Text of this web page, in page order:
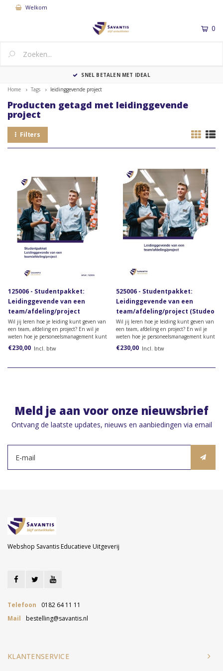
Welkom
0
SNEL BETALEN MET IDEAL
Home Tags leidinggevende project
Producten getagd met leidinggevende
project
Filters
125006 - Studentpakket:
Leidinggevende van een
team/afdeling/project
(papieren versie)
Wil jij leren hoe je leiding kunt geven van
een team, afdeling en project? En wil je
weten hoe je personeelsmanagement kunt
vormgeven? Bestel dan het lesmateriaal
voor de opleiding Leidinggevende van een
€230,00 Incl. btw
525006 - Studentpakket:
Leidinggevende van een
team/afdeling/project (Studeo
versie)
Wil jij leren hoe je leiding kunt geven van
een team, afdeling en project? En wil je
weten hoe je personeelsmanagement kunt
vormgeven? Bestel dan het lesmateriaal
voor de opleiding Leidinggevende van een
€230,00 Incl. btw
Meld je aan voor onze nieuwsbrief
Ontvang de laatste updates, nieuws en aanbiedingen via email
Webshop Savantis Educatieve Uitgeverij
Telefoon
0182 64 11 11
Mail
bestelling@savantis.nl
KLANTENSERVICE